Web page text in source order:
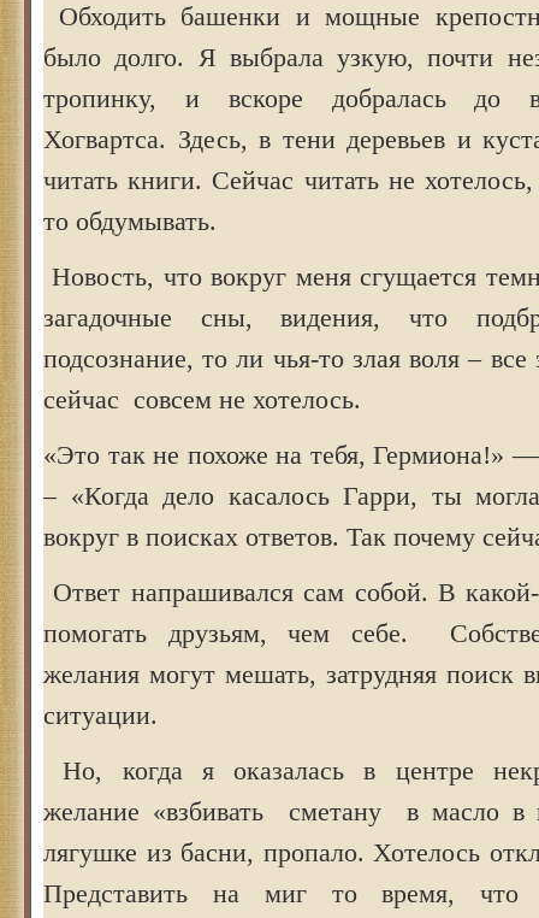
Обходить башенки и мощные
было долго. Я выбрала узкую, почти
тропинку, и вскоре добралась до
Хогвартса. Здесь, в тени деревьев и
читать книги. Сейчас читать не
то обдумывать.
Новость, что вокруг меня сгущается
загадочные сны, видения, что
подсознание, то ли чья-то злая воля – все
сейчас совсем не хотелось.
«Это так не похоже на тебя, Гермиона!»
– «Когда дело касалось Гарри, ты
вокруг в поисках ответов. Так почему
Ответ напрашивался сам собой. В
помогать друзьям, чем себе.
желания могут мешать, затрудняя поиск
ситуации.
Но, когда я оказалась в центре
желание «взбивать сметану в масло в
лягушке из басни, пропало. Хотелось
Представить на миг то время, что